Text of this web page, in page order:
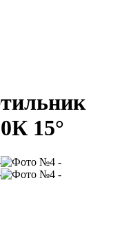
15°